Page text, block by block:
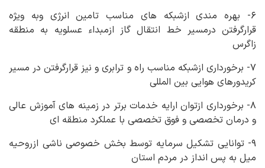
۶- بهره مندی ازشبکه های مناسب تامین انرژی وبه ویژه
قرارگرفتن درمسیر خط انتقال گاز ازمبداء عسلویه به منطقه
زاگرس
۷- برخورداری ازشبکه مناسب راه و ترابری و نیز قرارگرفتن در مسیر
کریدورهای هوایی بین المللی
۸- برخورداری ازتوان ارایه خدمات برتر در زمینه های آموزش عالی
و درمان تخصصی و فوق تخصصی با عملکرد منطقه ای
۹- توانایی تشکیل سرمایه توسط بخش خصوصی ناشی ازروحیه
میل به پس انداز در مردم استان